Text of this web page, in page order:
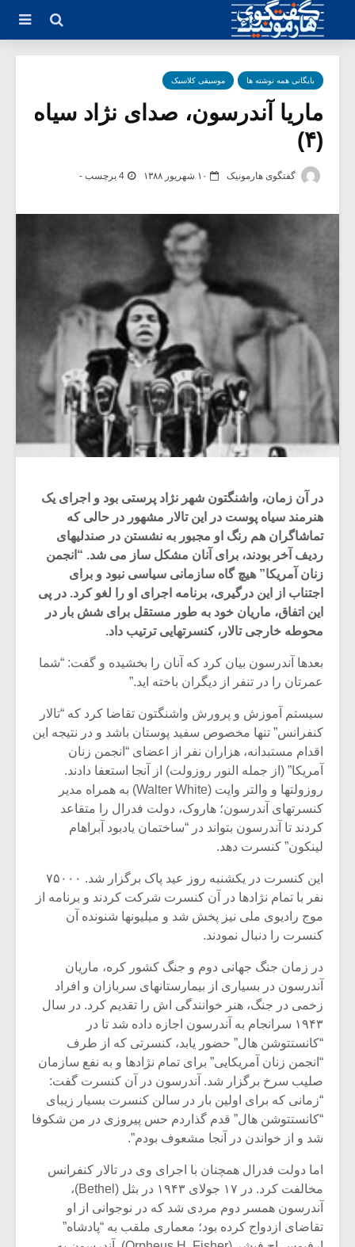
بایگانی همه نوشته ها موسیقی کلاسیک
ماریا آندرسون، صدای نژاد سیاه
(۴)
گفتگوی هارمونیک ۱۰ شهریور ۱۳۸۸ 4 برچسب -
در آن زمان، واشنگتون شهر نژاد پرستی بود و اجرای یک
هنرمند سیاه پوست در این تالار مشهور در حالی که
تماشاگران هم رنگ او مجبور به نشستن در صندلیهای
ردیف آخر بودند، برای آنان مشکل ساز می شد. “انجمن
زنان آمریکا” هیچ گاه سازمانی سیاسی نبود و برای
اجتناب از این درگیری، برنامه اجرای او را لغو کرد. در پی
این اتفاق، ماریان خود به طور مستقل برای شش بار در
محوطه خارجی تالار، کنسرتهایی ترتیب داد.
بعدها آندرسون بیان کرد که آنان را بخشیده و گفت: “شما
عمرتان را در تنفر از دیگران باخته اید.”
سیستم آموزش و پرورش واشنگتون تقاضا کرد که “تالار
کنفرانس” تنها مخصوص سفید پوستان باشد و در نتیجه این
اقدام مستبدانه، هزاران نفر از اعضای “انجمن زنان
آمریکا” (از جمله النور روزولت) از آنجا استعفا دادند.
روزولتها و والتر وایت (Walter White) به همراه مدیر
کنسرتهای آندرسون؛ هاروک، دولت فدرال را متقاعد
کردند تا آندرسون بتواند در “ساختمان یادبود آبراهام
لینکون” کنسرت دهد.
این کنسرت در یکشنبه روز عید پاک برگزار شد. ۷۵۰۰۰
نفر با تمام نژادها در آن کنسرت شرکت کردند و برنامه از
موج رادیوی ملی نیز پخش شد و میلیونها شنونده آن
کنسرت را دنبال نمودند.
در زمان جنگ جهانی دوم و جنگ کشور کره، ماریان
آندرسون در بسیاری از بیمارستانهای سربازان و افراد
زخمی در جنگ، هنر خوانندگی اش را تقدیم کرد. در سال
۱۹۴۳ سرانجام به آندرسون اجازه داده شد تا در
“کانستتوشن هال” حضور یابد، کنسرتی که از طرف
“انجمن زنان آمریکایی” برای تمام نژادها و به نفع سازمان
صلیب سرخ برگزار شد. آندرسون در آن کنسرت گفت:
“زمانی که برای اولین بار در سالن کنسرت بسیار زیبای
“کانستتوشن هال” قدم گذاردم حس پیروزی در من شکوفا
شد و از خواندن در آنجا مشعوف بودم”.
اما دولت فدرال همچنان با اجرای وی در تالار کنفرانس
مخالفت کرد. در ۱۷ جولای ۱۹۴۳ در بثل (Bethel)،
آندرسون همسر دوم مردی شد که در نوجوانی از او
تقاضای ازدواج کرده بود؛ معماری ملقب به “پادشاه”
یادداشتی بر موسیقی
متن فیلم «متری
شیش و نیم»
اگر نمی توانی
مشهورترین باشی،
بدنام ترین باش
موسیقی
برگزار
سکانسی
موسیقی